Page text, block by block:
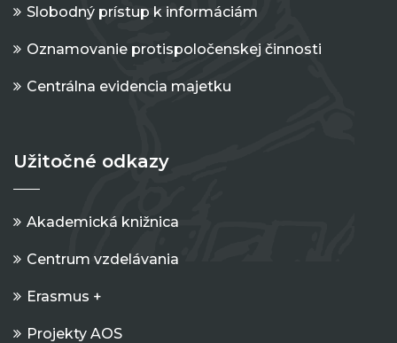
Slobodný prístup k informáciám
Oznamovanie protispoločenskej činnosti
Centrálna evidencia majetku
Užitočné odkazy
Akademická knižnica
Centrum vzdelávania
Erasmus +
Projekty AOS